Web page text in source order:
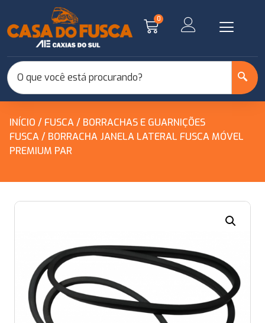
0
INÍCIO / FUSCA/ BORRACHAS E GUARNIÇÕES
FUSCA/ BORRACHA JANELA LATERAL FUSCA MÓVEL
PREMIUM PAR